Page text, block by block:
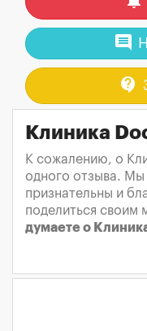
comment
contact_support
Клиника
К сожалению, о
одного отзыва.
признательны и
поделиться своим
думаете о